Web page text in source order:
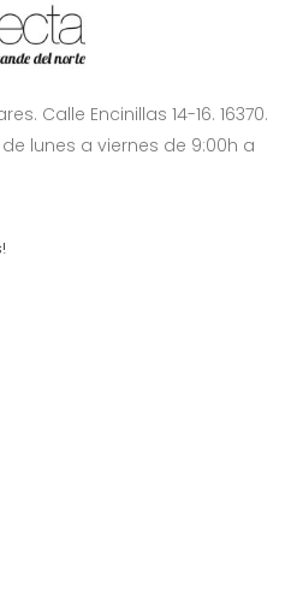
Calle Encinillas 14-16. 16370.
lunes a viernes de 9:00h a